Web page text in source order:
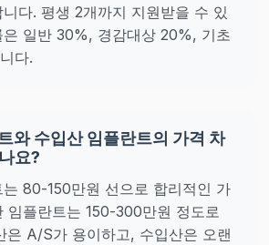
다. 평생 2개까지 지원받을 수 있
은 일반 30%, 경감대상 20%, 기초
다.
와 수입산 임플란트의 가격 차
요?
80-150만원 선으로 합리적인 가
임플란트는 150-300만원 정도로
은 A/S가 용이하고, 수입산은 오랜